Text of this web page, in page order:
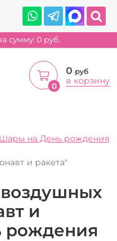
сумму: 0 руб.
0
0 руб
в корзину
Шары на День рождения
и ракета"
и
рождения